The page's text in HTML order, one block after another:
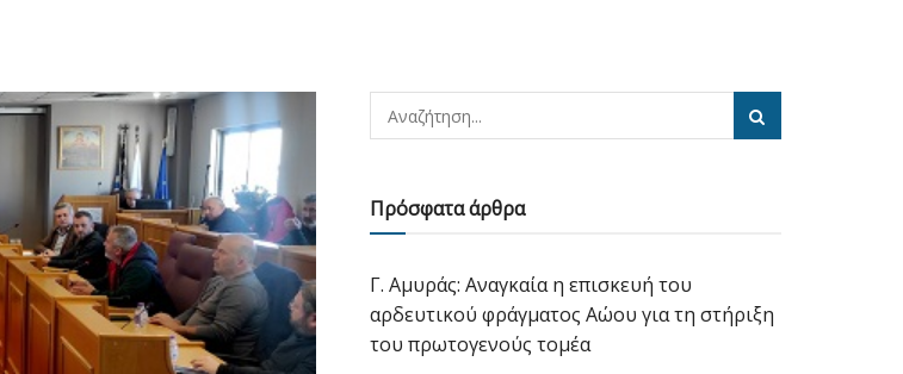
Πρόσφατα άρθρα
Γ. Αμυράς: Αναγκαία η επισκευή του
αρδευτικού φράγματος Αώου για τη στήριξη
του πρωτογενούς τομέα